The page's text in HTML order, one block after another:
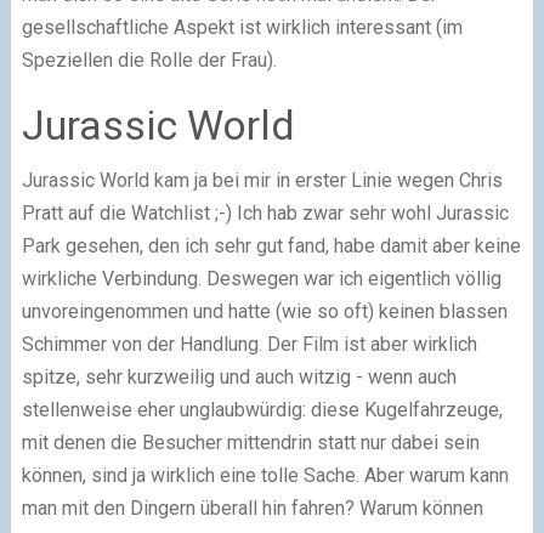
gesellschaftliche Aspekt ist wirklich interessant (im
Speziellen die Rolle der Frau).
Jurassic World
Jurassic World kam ja bei mir in erster Linie wegen Chris
Pratt auf die Watchlist ;-) Ich hab zwar sehr wohl Jurassic
Park gesehen, den ich sehr gut fand, habe damit aber keine
wirkliche Verbindung. Deswegen war ich eigentlich völlig
unvoreingenommen und hatte (wie so oft) keinen blassen
Schimmer von der Handlung. Der Film ist aber wirklich
spitze, sehr kurzweilig und auch witzig - wenn auch
stellenweise eher unglaubwürdig: diese Kugelfahrzeuge,
mit denen die Besucher mittendrin statt nur dabei sein
können, sind ja wirklich eine tolle Sache. Aber warum kann
man mit den Dingern überall hin fahren? Warum können